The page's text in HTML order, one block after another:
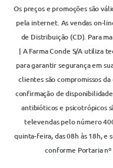
Os preços e promoções são
pela internet. As vendas on-
de Distribuição (CD). Para
| A Farma Conde S/A utiliza
para garantir segurança em
clientes são compromissos
confirmação de
antibióticos e psicotrópicos
televendas pelo número
quinta-feira, das 08h às 18h, e
conforme Portaria